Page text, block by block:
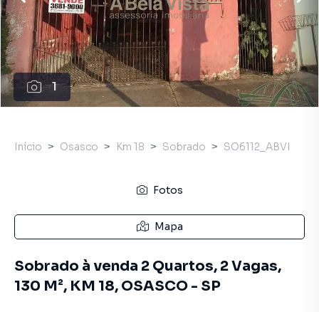
1
Início Osasco Km 18 Sobrado SO6112_ABVI
Fotos
Mapa
Sobrado à venda 2 Quartos, 2 Vagas,
130 M², KM 18, OSASCO - SP